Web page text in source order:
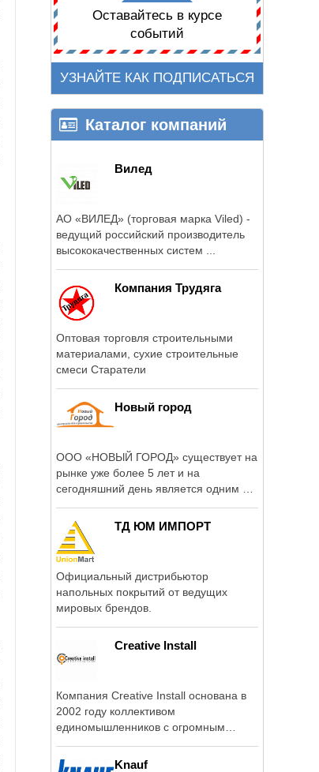
Оставайтесь в курсе
событий
УЗНАЙТЕ КАК ПОДПИСАТЬСЯ
Каталог компаний
Вилед
АО «ВИЛЕД» (торговая марка Viled) -
ведущий российский производитель
высококачественных систем ...
Компания Трудяга
Оптовая торговля строительными
материалами, сухие строительные
смеси Старатели
Новый город
ООО «НОВЫЙ ГОРОД» существует на
рынке уже более 5 лет и на
сегодняшний день является одним из
ТД ЮМ ИМПОРТ
Официальный дистрибьютор
напольных покрытий от ведущих
мировых брендов.
Creative Install
Компания Creative Install основана в
2002 году коллективом
единомышленников с огромным
Knauf